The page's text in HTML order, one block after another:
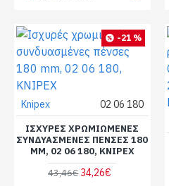
-21 %
Knipex 02 06 180
ΙΣΧΥΡΈΣ ΧΡΩΜΙΩΜΈΝΕΣ
ΣΥΝΔΥΑΣΜΈΝΕΣ ΠΈΝΣΕΣ 180
MM, 02 06 180, KNIPEX
43,46€ 34,26€